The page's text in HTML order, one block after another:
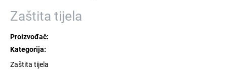
Zaštita tijela
Proizvođač:
Kategorija:
Zaštita tijela